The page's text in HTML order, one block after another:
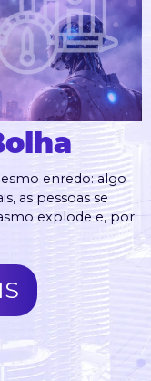
enredo: algo
as pessoas se
explode e, por